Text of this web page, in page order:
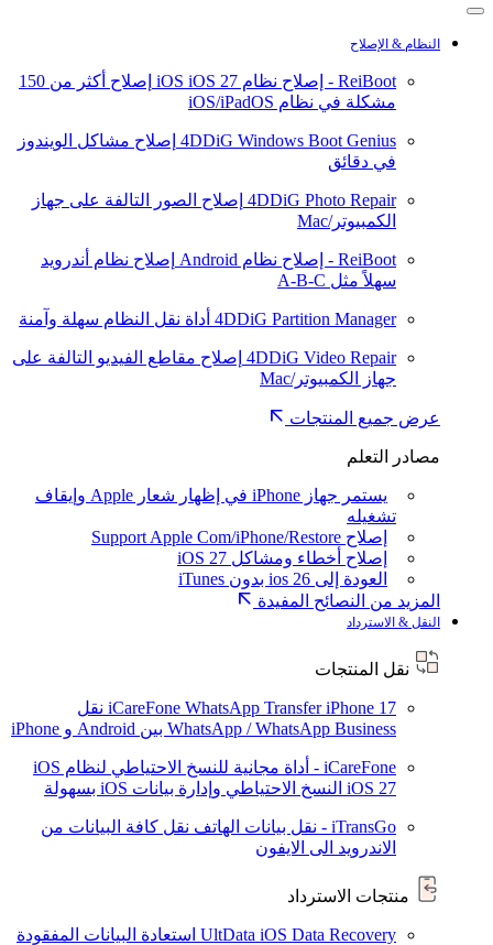
النظام & الإصلاح
ReiBoot - إصلاح نظام iOS iOS 27
إصلاح أكثر من 150
مشكلة في نظام iOS/iPadOS
4DDiG Windows Boot Genius إصلاح مشاكل الويندوز
في دقائق
4DDiG Photo Repair إصلاح الصور التالفة على جهاز
الكمبيوتر/Mac
ReiBoot - إصلاح نظام Android
إصلاح نظام أندرويد
سهلاً مثل A-B-C
4DDiG Partition Manager أداة نقل النظام سهلة وآمنة
4DDiG Video Repair إصلاح مقاطع الفيديو التالفة على
جهاز الكمبيوتر/Mac
عرض جميع المنتجات
مصادر التعلم
يستمر جهاز iPhone في إظهار شعار Apple وإيقاف
تشغيله
إصلاح Support Apple Com/iPhone/Restore
إصلاح أخطاء ومشاكل iOS 27
العودة إلى ios 26 بدون iTunes
المزيد من النصائح المفيدة
النقل & الاسترداد
نقل المنتجات
iCareFone WhatsApp TransferiPhone 17
نقل
WhatsApp / WhatsApp Business بين Android و iPhone
iCareFone - أداة مجانية للنسخ الاحتياطي لنظام iOS
iOS 27 النسخ الاحتياطي وإدارة بيانات iOS بسهولة
iTransGo - نقل بيانات الهاتف
نقل كافة البيانات من
الاندرويد الى الايفون
منتجات الاسترداد
UltData iOS Data Recovery استعادة البيانات المفقودة